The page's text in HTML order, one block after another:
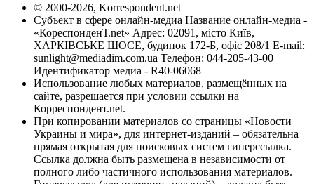
© 2000-2026, Korrespondent.net
Субъект в сфере онлайн-медиа Название онлайн-медиа -
«КореспонденТ.net» Адрес: 02091, місто Київ,
ХАРКІВСЬКЕ ШОСЕ, будинок 172-Б, офіс 208/1 E-mail:
sunlight@mediadim.com.ua Телефон: 044-205-43-00
Идентификатор медиа - R40-06068
Использование любых материалов, размещённых на
сайте, разрешается при условии ссылки на
Корреспондент.net.
При копировании материалов со страницы «Новости
Украины и мира», для интернет-изданий – обязательна
прямая открытая для поисковых систем гиперссылка.
Ссылка должна быть размещена в независимости от
полного либо частичного использования материалов.